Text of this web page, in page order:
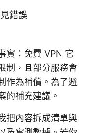
錯誤
實：免費 VPN 它
制，且部分服務會
作為補償。為了避
的補充建議。
把內容拆成清單與